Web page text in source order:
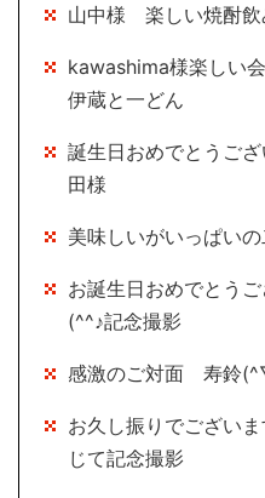
山中様 楽しい焼酎飲
kawashima様楽しい
伊蔵と一どん
誕生日おめでとうご
田様
美味しいがいっぱい
お誕生日おめでとう
(^^♪記念撮影
感激のご対面 寿鈴
お久し振りでござい
じて記念撮影